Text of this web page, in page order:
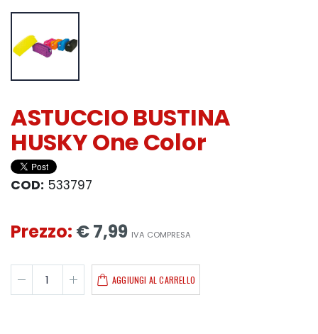
ASTUCCIO BUSTINA
HUSKY One Color
COD: 533797
Prezzo: € 7,99 IVA COMPRESA
AGGIUNGI AL CARRELLO